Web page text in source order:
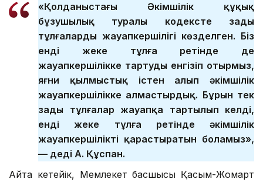
«Қолданыстағы Әкімшілік құқық
бұзушылық туралы кодексте заңды
тұлғалардың жауапкершілігі көзделген. Біз
енді жеке тұлға ретінде де
жауапкершілікке тартуды енгізіп отырмыз,
яғни қылмыстық істен алып әкімшілік
жауапкершілікке алмастырдық. Бұрын тек
заңды тұлғалар жауапқа тартылып келді,
енді жеке тұлға ретінде әкімшілік
жауапкершілікті қарастыратын боламыз»,
— деді А. Құспан.
Айта кетейік, Мемлекет басшысы Қасым-Жомарт